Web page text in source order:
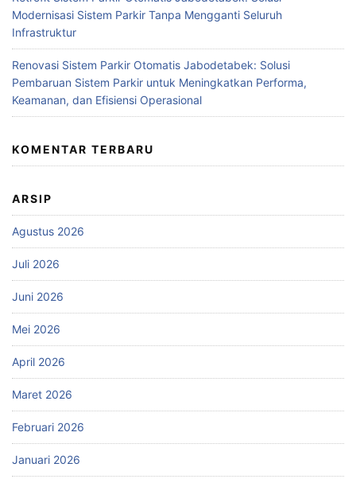
Modernisasi Sistem Parkir Tanpa Mengganti Seluruh
Infrastruktur
Renovasi Sistem Parkir Otomatis Jabodetabek: Solusi
Pembaruan Sistem Parkir untuk Meningkatkan Performa,
Keamanan, dan Efisiensi Operasional
KOMENTAR TERBARU
ARSIP
Agustus 2026
Juli 2026
Juni 2026
Mei 2026
April 2026
Maret 2026
Februari 2026
Januari 2026